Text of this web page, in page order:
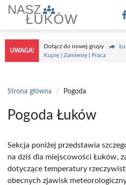
Przejdź
treści
UWAGA!
Dołącz do nowej grupy
Kupię | Zamienię | Praca
Strona główna / Pogoda
Pogoda Łuków
Sekcja poniżej przedstawia
na dziś dla miejscowości Łuków,
dotyczące temperatury
obecnych zjawisk